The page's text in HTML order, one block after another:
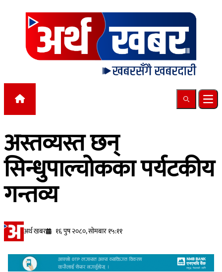
Skip to content
Search
अस्तव्यस्त छन्
सिन्धुपाल्चोकका पर्यटकीय
गन्तव्य
अर्थ खबर १६ पुष २०८०, सोमबार १५:११